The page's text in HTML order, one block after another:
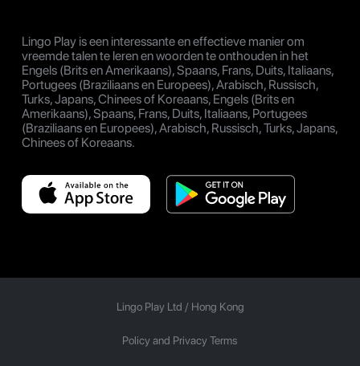
Lingo Play is een interessante en effectieve manier om
vreemde talen te leren en woorden te onthouden in het
Engels (Brits en Amerikaans), Spaans, Frans, Duits, Italiaans,
Portugees (Braziliaans en Europees), Arabisch, Russisch,
Turks, Japans, Chinees of Koreaans, Engels (Brits en
Amerikaans), Spaans, Frans, Duits, Italiaans, Portugees
(Braziliaans en Europees), Arabisch, Russisch, Turks, Japans,
Chinees of Koreaans.
Lingo Play Ltd / Hong Kong
Policy and Privacy Terms